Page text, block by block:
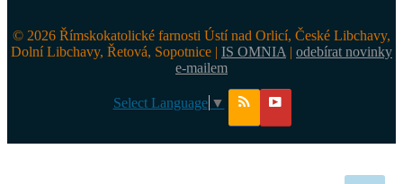
© 2026 Římskokatolické farnosti Ústí nad Orlicí, České Libchavy,
Dolní Libchavy, Řetová, Sopotnice | IS OMNIA | odebírat novinky
e-mailem
Select Language ▼